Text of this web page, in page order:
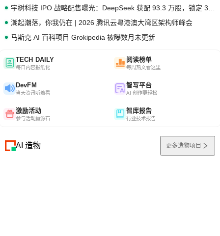
潮起潮落，你我仍在 | 2026 腾讯云粤港澳大湾区架构师峰会
马斯克 AI 百科项目 Grokipedia 被曝数月未更新
TECH DAILY
每日内容报纸化
阅读榜单
每周热文看这里
DevFM
当天资讯听着看
智写平台
AI 创作更轻松
激励活动
参与活动赢源石
智库报告
行业技术报告
AI 造物 更多造物项目